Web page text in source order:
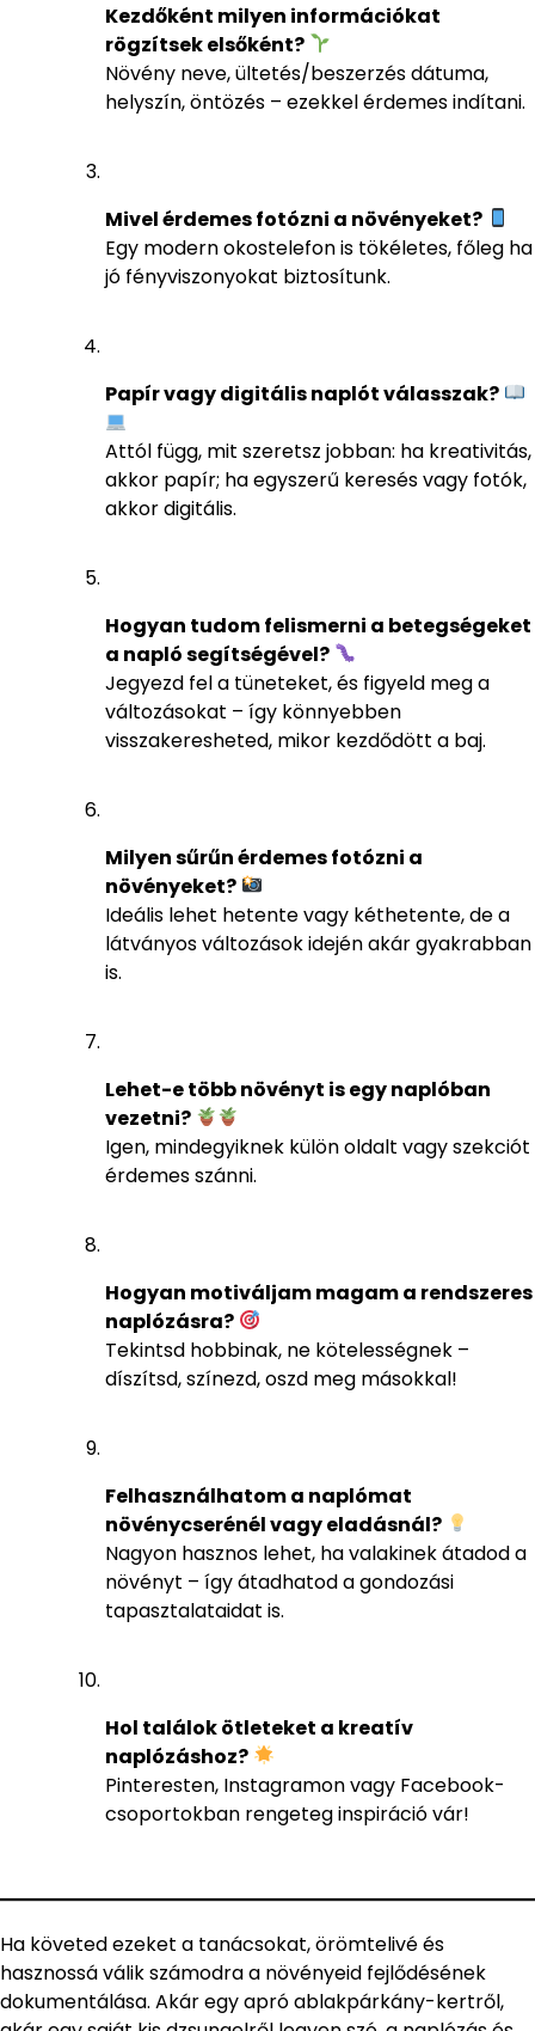
Kezdőként milyen információkat
rögzítsek elsőként?
Növény neve, ültetés/beszerzés dátuma,
helyszín, öntözés – ezekkel érdemes indítani.
Mivel érdemes fotózni a növényeket?
Egy modern okostelefon is tökéletes, főleg ha
jó fényviszonyokat biztosítunk.
Papír vagy digitális naplót válasszak?
Attól függ, mit szeretsz jobban: ha kreativitás,
akkor papír; ha egyszerű keresés vagy fotók,
akkor digitális.
Hogyan tudom felismerni a betegségeket
a napló segítségével?
Jegyezd fel a tüneteket, és figyeld meg a
változásokat – így könnyebben
visszakeresheted, mikor kezdődött a baj.
Milyen sűrűn érdemes fotózni a
növényeket?
Ideális lehet hetente vagy kéthetente, de a
látványos változások idején akár gyakrabban
is.
Lehet-e több növényt is egy naplóban
vezetni?
Igen, mindegyiknek külön oldalt vagy szekciót
érdemes szánni.
Hogyan motiváljam magam a rendszeres
naplózásra?
Tekintsd hobbinak, ne kötelességnek –
díszítsd, színezd, oszd meg másokkal!
Felhasználhatom a naplómat
növénycserénél vagy eladásnál?
Nagyon hasznos lehet, ha valakinek átadod a
növényt – így átadhatod a gondozási
tapasztalataidat is.
Hol találok ötleteket a kreatív
naplózáshoz?
Pinteresten, Instagramon vagy Facebook-
csoportokban rengeteg inspiráció vár!
Ha követed ezeket a tanácsokat, örömtelivé és
hasznossá válik számodra a növényeid fejlődésének
dokumentálása. Akár egy apró ablakpárkány-kertről,